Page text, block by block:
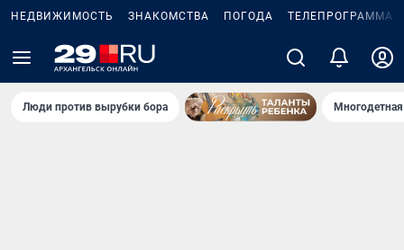
НЕДВИЖИМОСТЬ ЗНАКОМСТВА ПОГОДА ТЕЛЕПРОГРАММА
Люди против вырубки бора